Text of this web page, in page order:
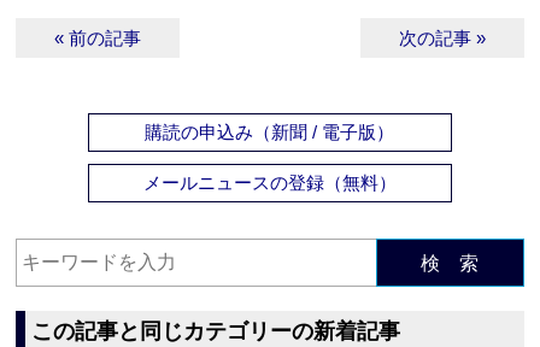
« 前の記事 次の記事 »
購読の申込み（新聞 / 電子版）
メールニュースの登録（無料）
検 索
この記事と同じカテゴリーの新着記事